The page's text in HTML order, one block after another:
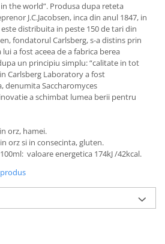
the world”. Produsa dupa reteta
J.C.Jacobsen, inca din anul 1847, in
distribuita in peste 150 de tari din
fondatorul Carlsberg, s-a distins prin
a fost aceea de a fabrica berea
un principiu simplu: “calitate in tot
Carlsberg Laboratory a fost
denumita Saccharomyces
a schimbat lumea berii pentru
orz, hamei.
orz si in consecinta, gluten.
valoare energetica 174kJ /42kcal.